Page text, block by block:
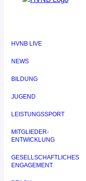
HVNB LIVE
NEWS
BILDUNG
JUGEND
LEISTUNGSSPORT
MITGLIEDER-
ENTWICKLUNG
GESELLSCHAFTLICHES
ENGAGEMENT